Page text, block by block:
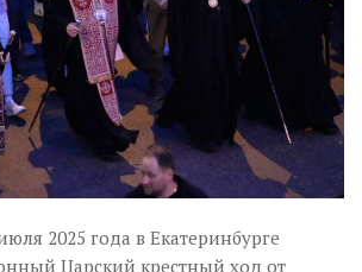
2025 года в Екатеринбурге
Царский крестный ход от